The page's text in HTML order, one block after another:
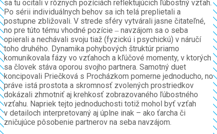
sa tu ocitali v rôznych pozíciách reflektujúcich ľúbostný vzťah.
Po sérii individuálnych behov sa ich telá preplietali a
postupne zbližovali. V strede sféry vytvárali jasne čitateľné,
no pre túto tému vhodné pozície ‒ navzájom sa o seba
opierali a nechávali svoju tiaž (fyzickú i psychickú) v náručí
toho druhého. Dynamika pohybových štruktúr priamo
komunikovala fázy vo vzťahoch a kľúčové momenty, v ktorých
sa človek stáva oporou svojho partnera. Samotný duet
koncipovali Priečková s Procházkom pomerne jednoducho, no
práve istá prostota a skromnosť zvolených prostriedkov
dokázali zhmotniť aj krehkosť zobrazovaného ľúbostného
vzťahu. Napriek tejto jednoduchosti totiž mohol byť vzťah
v detailoch interpretovaný aj úplne inak – ako ťarcha či
zničujúce pôsobenie partnerov na seba navzájom.